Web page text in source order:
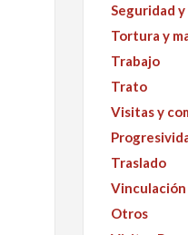
Seguridad
Tortura y
Trabajo
Trato
Visitas y
Traslado
Vinculación
Otros